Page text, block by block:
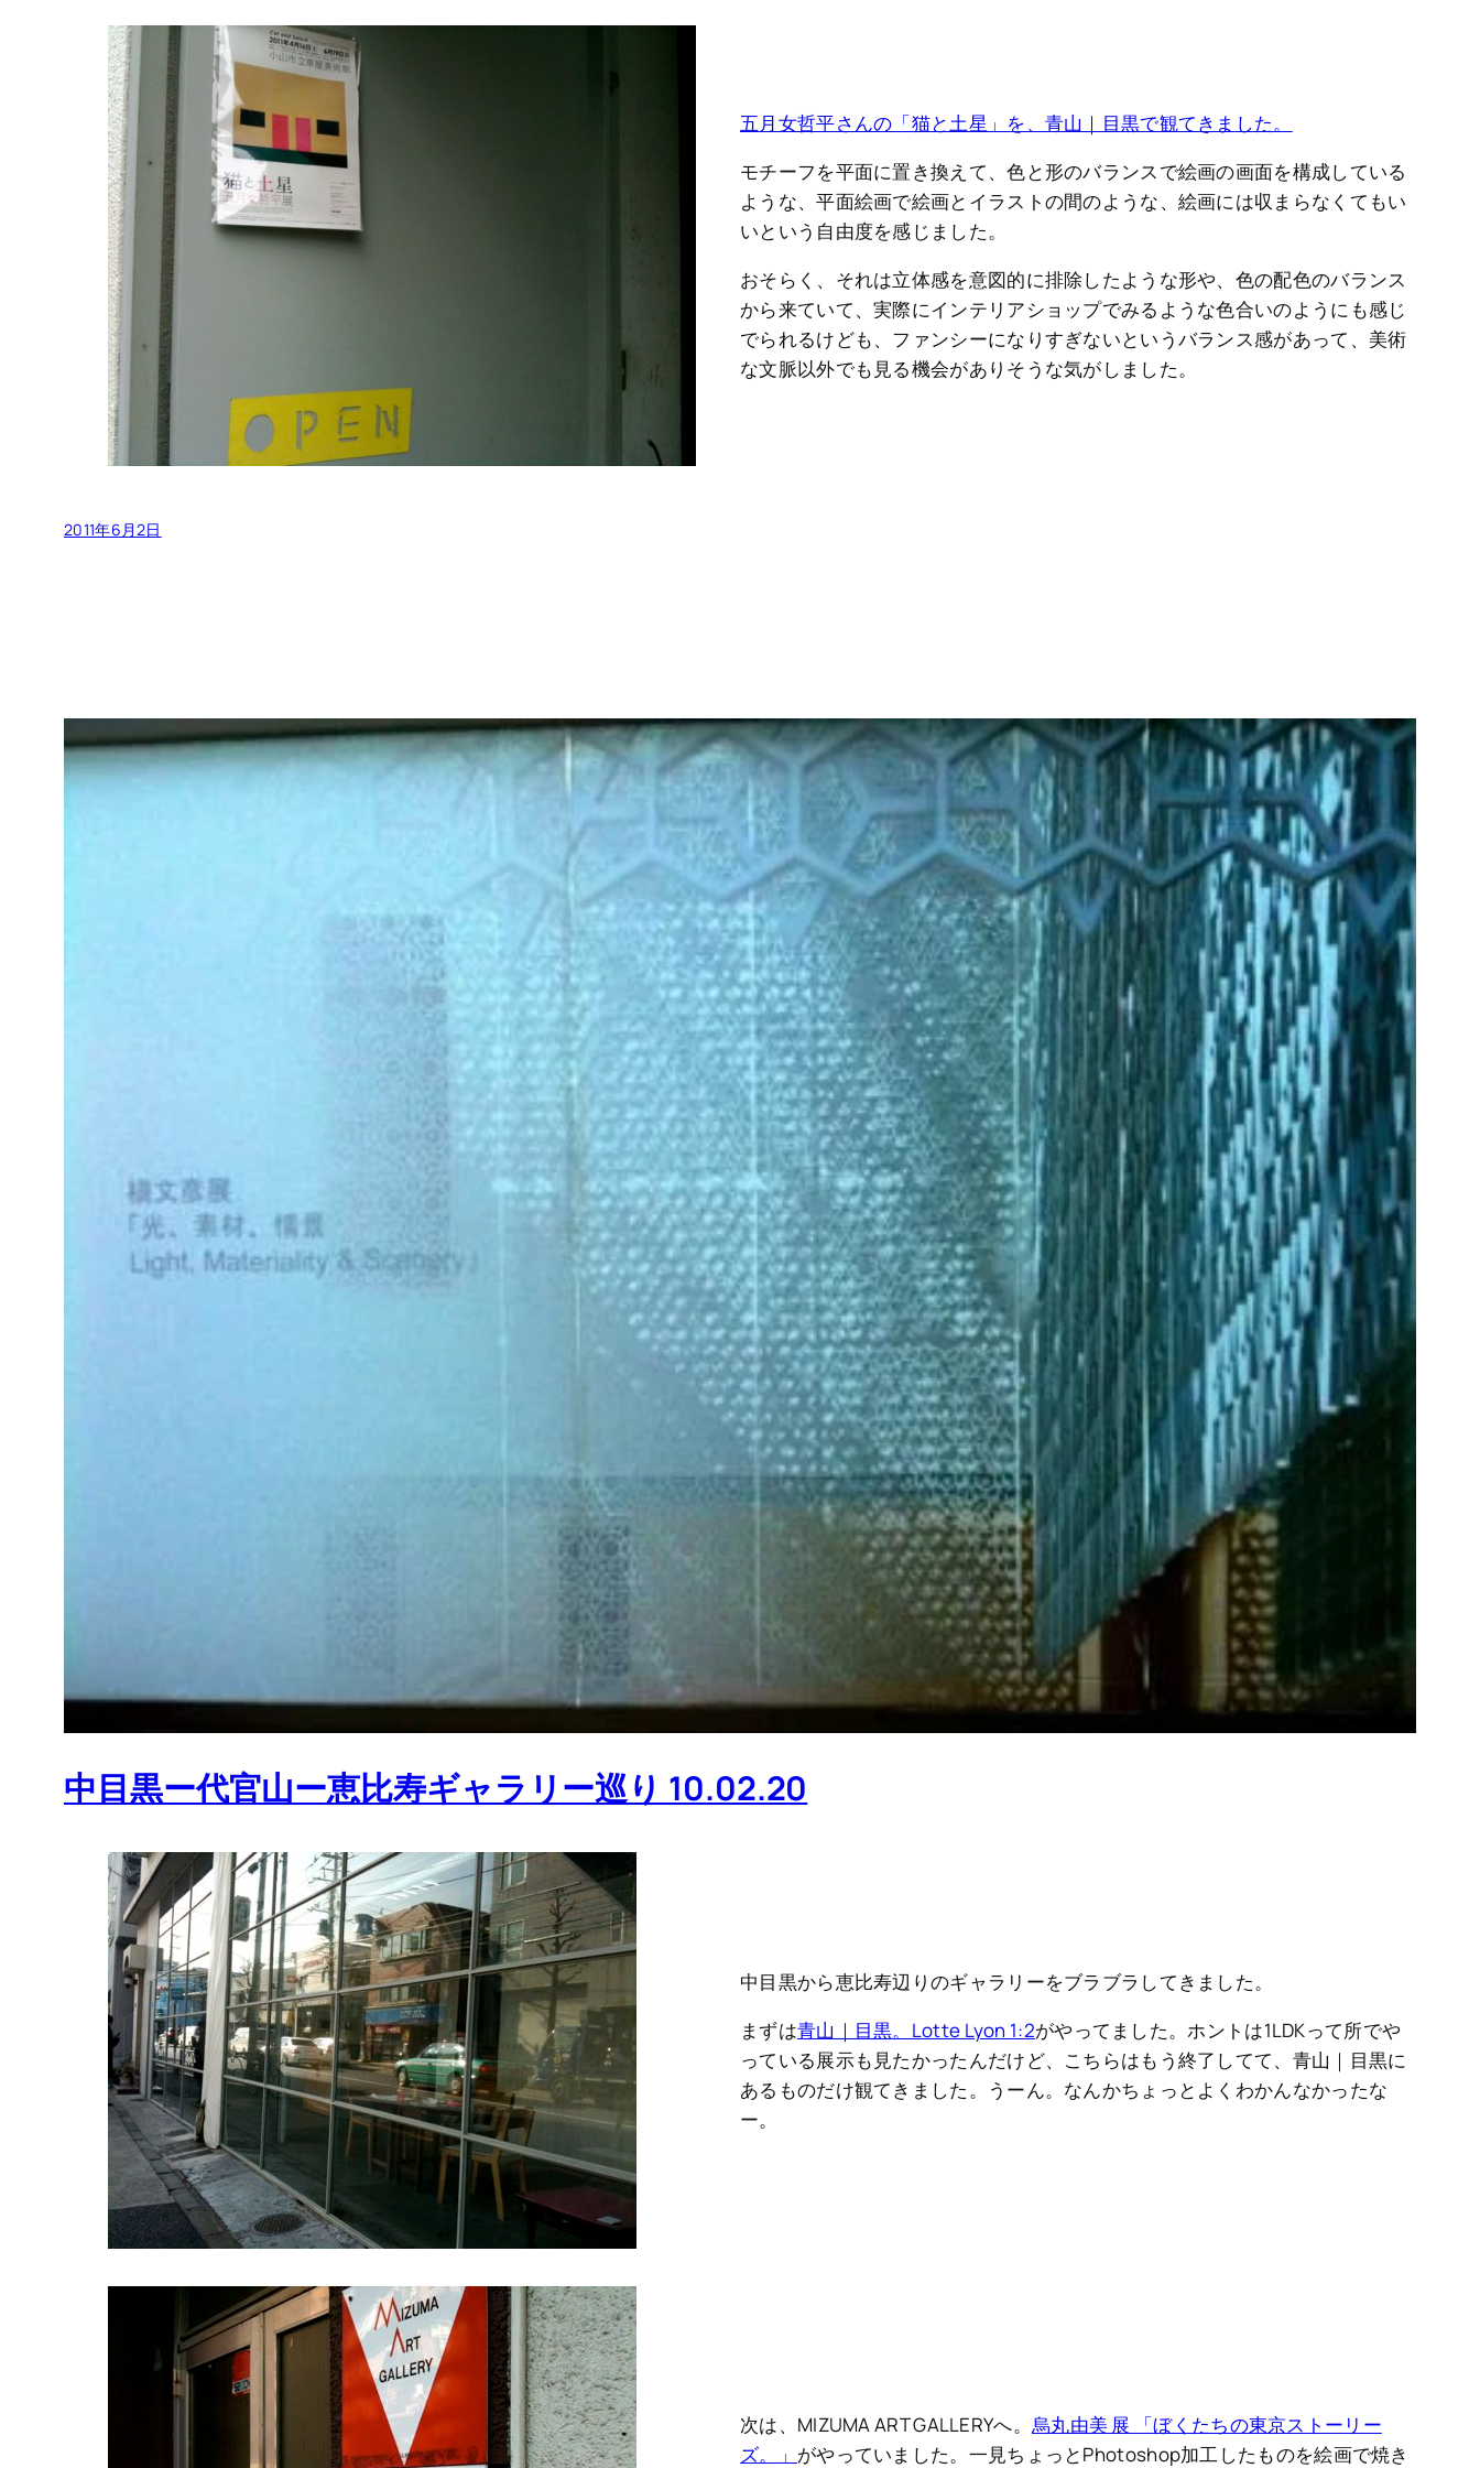
五月女哲平さんの「猫と土星」を、青山｜目黒で観てきました。
モチーフを平面に置き換えて、色と形のバランスで絵画の画面を構成している
ような、平面絵画で絵画とイラストの間のような、絵画には収まらなくてもい
いという自由度を感じました。
おそらく、それは立体感を意図的に排除したような形や、色の配色のバランス
から来ていて、実際にインテリアショップでみるような色合いのようにも感じ
でられるけども、ファンシーになりすぎないというバランス感があって、美術
な文脈以外でも見る機会がありそうな気がしました。
2011年6月2日
中目黒ー代官山ー恵比寿ギャラリー巡り 10.02.20
中目黒から恵比寿辺りのギャラリーをブラブラしてきました。
まずは青山｜目黒。Lotte Lyon 1:2がやってました。ホントは1LDKって所でや
っている展示も見たかったんだけど、こちらはもう終了してて、青山｜目黒に
あるものだけ観てきました。うーん。なんかちょっとよくわかんなかったな
ー。
次は、MIZUMA ART GALLERYへ。 烏丸由美 展 「ぼくたちの東京ストーリー
ズ。」 がやっていました。一見ちょっとPhotoshop加工したものを絵画で焼き